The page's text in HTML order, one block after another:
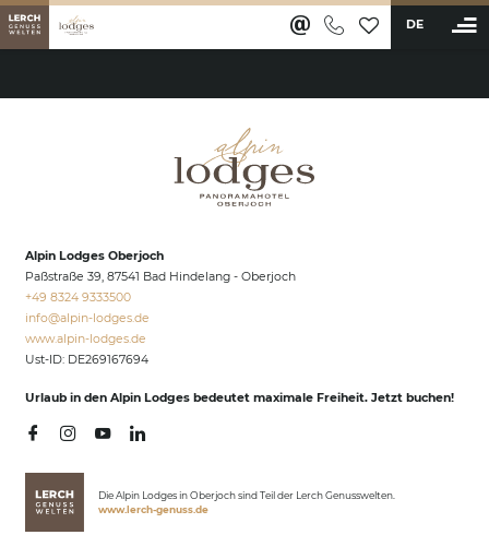
DE
Ferienwohnungen & Appartements
Wellness & Aktiv
Anwendungen & Massagen
Fitness & Sportangebot
Restaurants & Bar
Alpin Lodges Oberjoch
Paßstraße 39, 87541 Bad Hindelang - Oberjoch
+49 8324 9333500
info@alpin-lodges.de
www.alpin-lodges.de
Ust-ID: DE269167694
Urlaub in den Alpin Lodges bedeutet maximale Freiheit. Jetzt buchen!
Die Alpin Lodges in Oberjoch sind Teil der Lerch Genusswelten.
www.lerch-genuss.de